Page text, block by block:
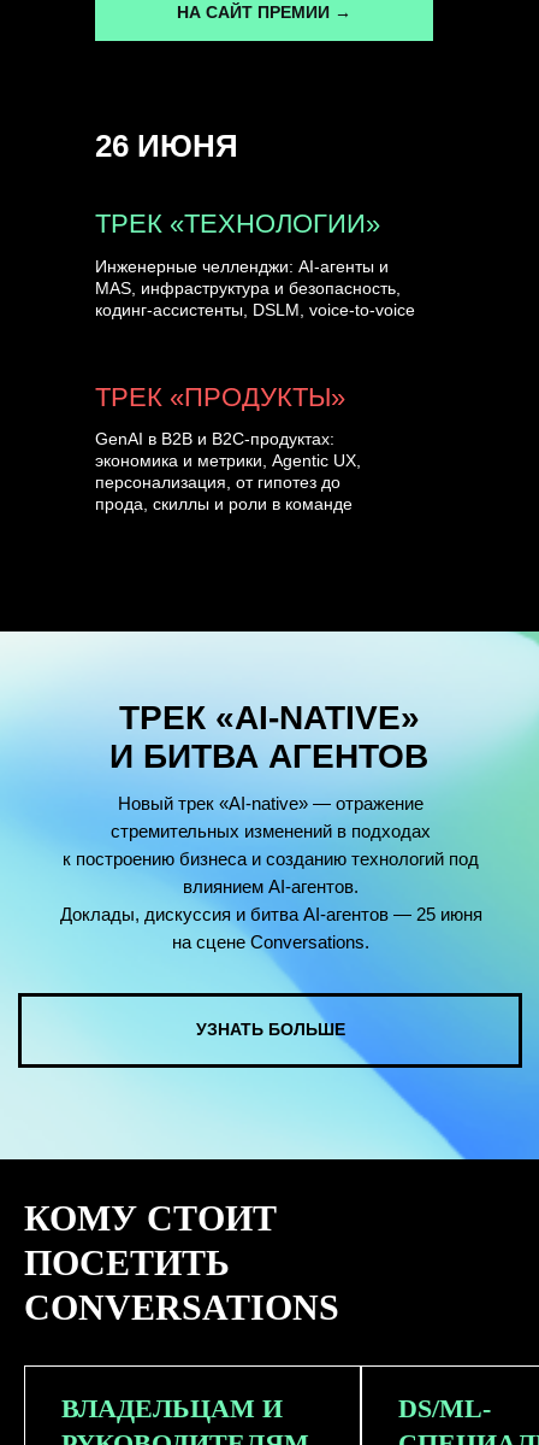
26 ИЮНЯ
ТРЕК «ПРОДУКТЫ»
GenAI в B2B и B2C-продуктах:
экономика и метрики, Agentic UX,
персонализация, от гипотез до
прода, скиллы и роли в команде
Инженерные челленджи: AI-агенты и
MAS, инфраструктура и безопасность,
кодинг-ассистенты, DSLM, voice-to-voice
ТРЕК «ТЕХНОЛОГИИ»
НА САЙТ ПРЕМИИ →
КОМУ СТОИТ
ПОСЕТИТЬ
CONVERSATIONS
ВЛАДЕЛЬЦАМ И
DS/ML-